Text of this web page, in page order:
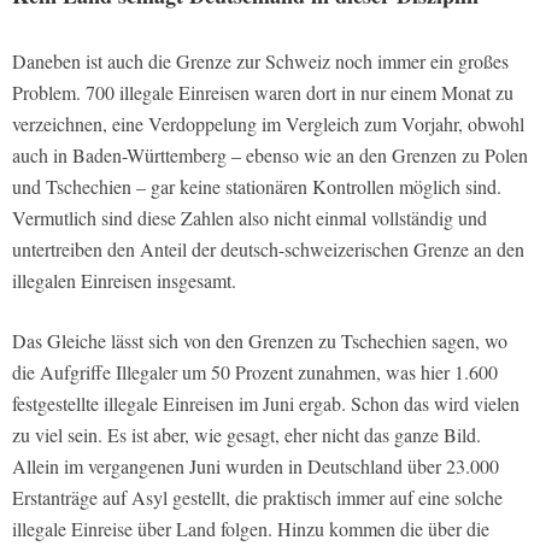
Daneben ist auch die Grenze zur Schweiz noch immer ein großes
Problem. 700 illegale Einreisen waren dort in nur einem Monat zu
verzeichnen, eine Verdoppelung im Vergleich zum Vorjahr, obwohl
auch in Baden-Württemberg – ebenso wie an den Grenzen zu Polen
und Tschechien – gar keine stationären Kontrollen möglich sind.
Vermutlich sind diese Zahlen also nicht einmal vollständig und
untertreiben den Anteil der deutsch-schweizerischen Grenze an den
illegalen Einreisen insgesamt.
Das Gleiche lässt sich von den Grenzen zu Tschechien sagen, wo
die Aufgriffe Illegaler um 50 Prozent zunahmen, was hier 1.600
festgestellte illegale Einreisen im Juni ergab. Schon das wird vielen
zu viel sein. Es ist aber, wie gesagt, eher nicht das ganze Bild.
Allein im vergangenen Juni wurden in Deutschland über 23.000
Erstanträge auf Asyl gestellt, die praktisch immer auf eine solche
illegale Einreise über Land folgen. Hinzu kommen die über die